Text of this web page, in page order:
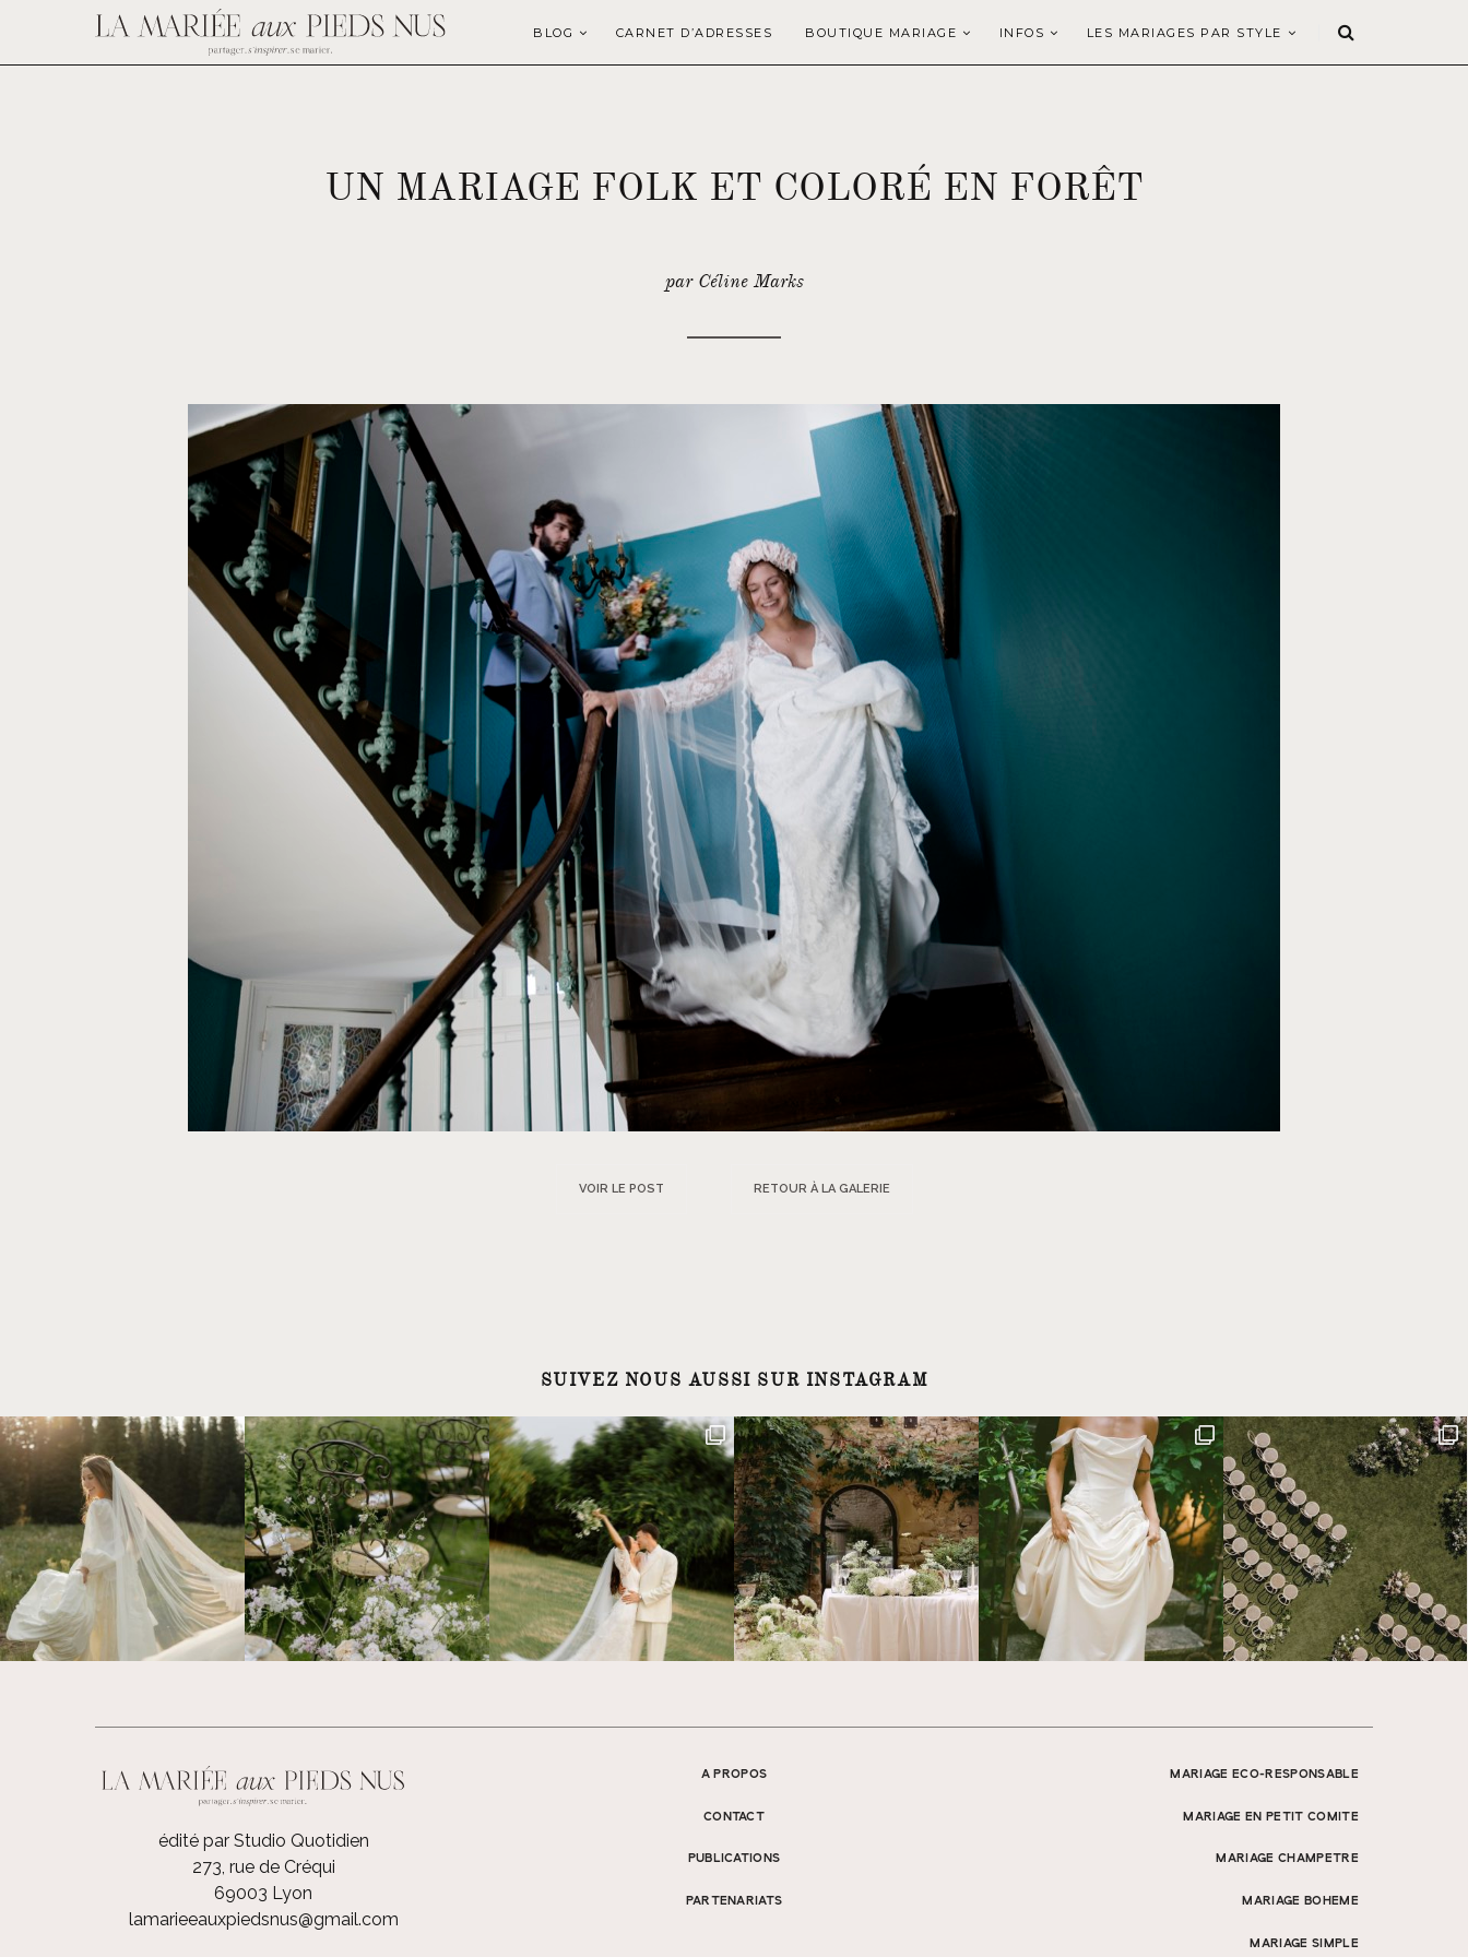
BLOG CARNET D’ADRESSES BOUTIQUE MARIAGE INFOS LES MARIAGES PAR STYLE
UN MARIAGE FOLK ET COLORÉ EN FORÊT
par Céline Marks
VOIR LE POST RETOUR À LA GALERIE
SUIVEZ NOUS AUSSI SUR INSTAGRAM
édité par Studio Quotidien
273, rue de Créqui
69003 Lyon
lamarieeauxpiedsnus@gmail.com
A PROPOS
CONTACT
PUBLICATIONS
PARTENARIATS
MARIAGE ECO-RESPONSABLE
MARIAGE EN PETIT COMITE
MARIAGE CHAMPETRE
MARIAGE BOHEME
MARIAGE SIMPLE